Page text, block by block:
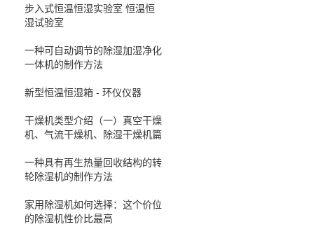
步入式恒温恒湿实验室 恒温恒
湿试验室
一种可自动调节的除湿加湿净化
一体机的制作方法
新型恒温恒湿箱 - 环仪仪器
干燥机类型介绍（一）真空干燥
机、气流干燥机、除湿干燥机篇
一种具有再生热量回收结构的转
轮除湿机的制作方法
家用除湿机如何选择：这个价位
的除湿机性价比最高